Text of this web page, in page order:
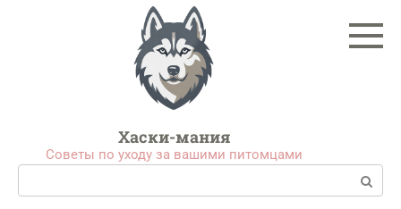
Хаски-мания
Советы по уходу за вашими питомцами
Поиск: